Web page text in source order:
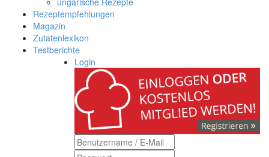
Rezeptempfehlungen
Magazin
Zutatenlexikon
Testberichte
Login